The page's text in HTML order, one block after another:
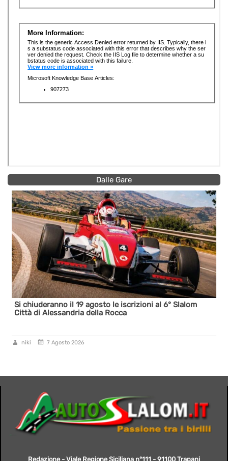
Dalle Gare
Si chiuderanno il 19 agosto le iscrizioni al 6° Slalom
Città di Alessandria della Rocca
niki 7 Agosto 2026
Redazione - Viale Regione Siciliana n°111 - 91100 Trapani